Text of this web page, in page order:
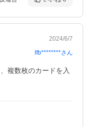
2024/6/7
lfb********さん
複数枚のカードを入